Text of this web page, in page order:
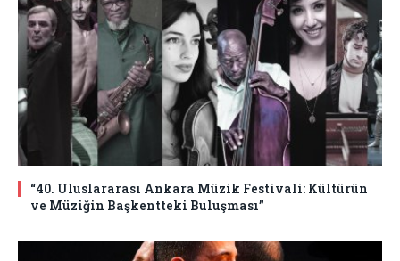
“40. Uluslararası Ankara Müzik Festivali: Kültürün
ve Müziğin Başkentteki Buluşması”